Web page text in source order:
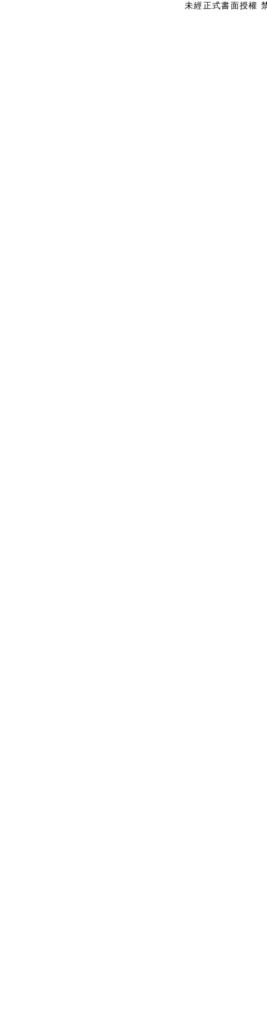
未經正式書面授權